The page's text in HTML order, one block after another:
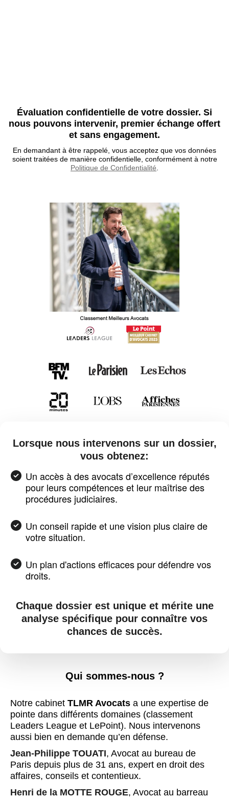
Évaluation confidentielle de votre dossier. Si
nous pouvons intervenir, premier échange offert
et sans engagement.
En demandant à être rappelé, vous acceptez que vos données
soient traitées de manière confidentielle, conformément à notre
Politique de Confidentialité
Lorsque nous intervenons sur un dossier,
vous obtenez:
Un accès à des avocats d’excellence réputés
pour leurs compétences et leur maîtrise des
procédures judiciaires.
Un conseil rapide et une vision plus claire de
votre situation.
Un plan d'actions efficaces pour défendre vos
droits.
Chaque dossier est unique et mérite une
analyse spécifique pour connaître vos
chances de succès.
Qui sommes-nous ?
Notre cabinet TLMR Avocats a une expertise de
pointe dans différents domaines (classement
Leaders League et LePoint). Nous intervenons
aussi bien en demande qu’en défense.
Jean-Philippe TOUATI, Avocat au bureau de
Paris depuis plus de 31 ans, expert en droit des
affaires, conseils et contentieux.
Henri de la MOTTE ROUGE, Avocat au barreau